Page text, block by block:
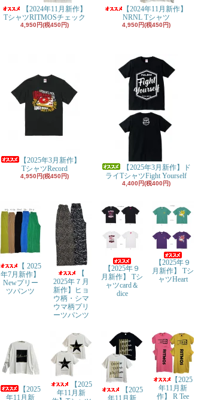
【2024年11月新作】
TシャツRITMOSチェック
4,950円(税450円)
【2024年11月新作】
NRNL Tシャツ
4,950円(税450円)
【2025年3月新作】
TシャツRecord
4,950円(税450円)
【2025年3月新作】ド
ライTシャツFight Yourself
4,400円(税400円)
【 2025
年7月新作】
Newプリー
ツパンツ
【
2025年７月
新作】ヒョ
ウ柄・シマ
ウマ柄プリ
ーツパンツ
【2025年９
月新作】 Tシ
ャツcard＆
dice
【2025年９
月新作】 Tシ
ャツHeart
【2025
年11月新
【2025
年11月新
【2025
年11月新
【2025
年11月新
作】 R Tee